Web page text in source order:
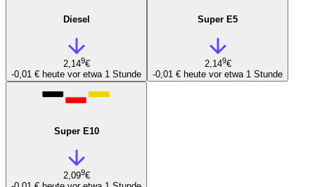
Diesel
2,149€
-0,01 € heute vor etwa 1 Stunde
Super E5
2,149€
-0,01 € heute vor etwa 1 Stunde
Super E10
2,099€